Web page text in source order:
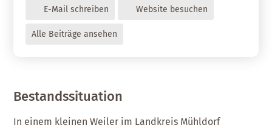
E-Mail schreiben Website besuchen
Alle Beiträge ansehen
Bestandssituation
In einem kleinen Weiler im Landkreis Mühldorf